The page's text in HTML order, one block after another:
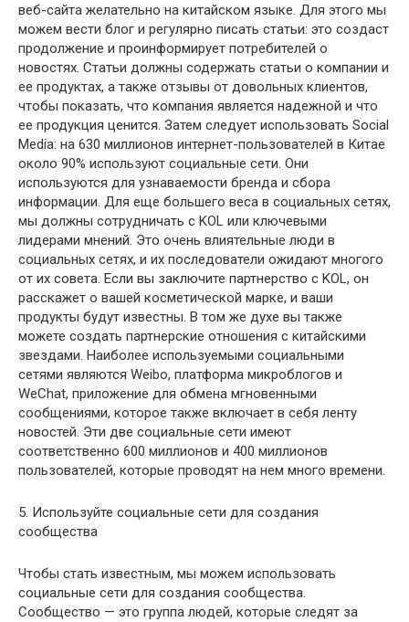
веб-сайта желательно на китайском языке. Для этого мы
можем вести блог и регулярно писать статьи: это создаст
продолжение и проинформирует потребителей о
новостях. Статьи должны содержать статьи о компании и
ее продуктах, а также отзывы от довольных клиентов,
чтобы показать, что компания является надежной и что
ее продукция ценится. Затем следует использовать Social
Media: на 630 миллионов интернет-пользователей в Китае
около 90% используют социальные сети. Они
используются для узнаваемости бренда и сбора
информации. Для еще большего веса в социальных сетях,
мы должны сотрудничать с KOL или ключевыми
лидерами мнений. Это очень влиятельные люди в
социальных сетях, и их последователи ожидают многого
от их совета. Если вы заключите партнерство с KOL, он
расскажет о вашей косметической марке, и ваши
продукты будут известны. В том же духе вы также
можете создать партнерские отношения с китайскими
звездами. Наиболее используемыми социальными
сетями являются Weibo, платформа микроблогов и
WeChat, приложение для обмена мгновенными
сообщениями, которое также включает в себя ленту
новостей. Эти две социальные сети имеют
соответственно 600 миллионов и 400 миллионов
пользователей, которые проводят на нем много времени.
5. Используйте социальные сети для создания
сообщества
Чтобы стать известным, мы можем использовать
социальные сети для создания сообщества.
Сообщество — это группа людей, которые следят за